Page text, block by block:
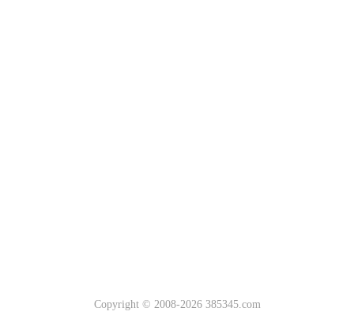
Copyright © 2008-2026 385345.com